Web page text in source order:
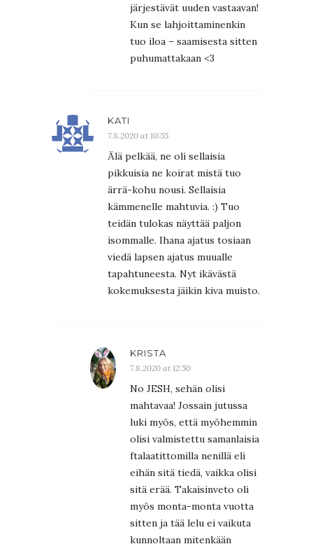
järjestävät uuden vastaavan!
Kun se lahjoittaminenkin
tuo iloa – saamisesta sitten
puhumattakaan <3
KATI
7.8.2020 at 10:55
Älä pelkää, ne oli sellaisia
pikkuisia ne koirat mistä tuo
ärrä-kohu nousi. Sellaisia
kämmenelle mahtuvia. :) Tuo
teidän tulokas näyttää paljon
isommalle. Ihana ajatus tosiaan
viedä lapsen ajatus muualle
tapahtuneesta. Nyt ikävästä
kokemuksesta jäikin kiva muisto.
KRISTA
7.8.2020 at 12:50
No JESH, sehän olisi
mahtavaa! Jossain jutussa
luki myös, että myöhemmin
olisi valmistettu samanlaisia
ftalaatittomilla nenillä eli
eihän sitä tiedä, vaikka olisi
sitä erää. Takaisinveto oli
myös monta-monta vuotta
sitten ja tää lelu ei vaikuta
kunnoltaan mitenkään